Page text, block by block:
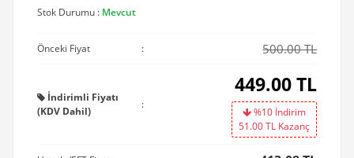
Stok Durumu : Mevcut
Önceki Fiyat : 500.00 TL
İndirimli Fiyatı
(KDV Dahil)
:
449.00TL
%10 İndirim
51.00TL Kazanç